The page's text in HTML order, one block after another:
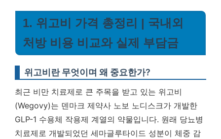
1. 위고비 가격 총정리 | 국내외
처방 비용 비교와 실제 부담금
위고비란 무엇이며 왜 중요한가?
최근 비만 치료제로 큰 주목을 받고 있는 위고비
(Wegovy)는 덴마크 제약사 노보 노디스크가 개발한
GLP-1 수용체 작용제 계열의 약물입니다. 원래 당뇨병
치료제로 개발되었던 세마글루타이드 성분이 체중 감